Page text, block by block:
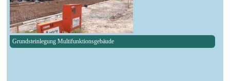
Grundsteinlegung Multifunktionsgebäude